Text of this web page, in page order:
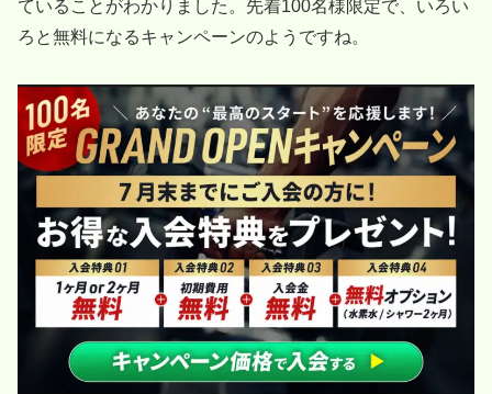
ていることがわかりました。先着100名様限定で、いろい
ろと無料になるキャンペーンのようですね。